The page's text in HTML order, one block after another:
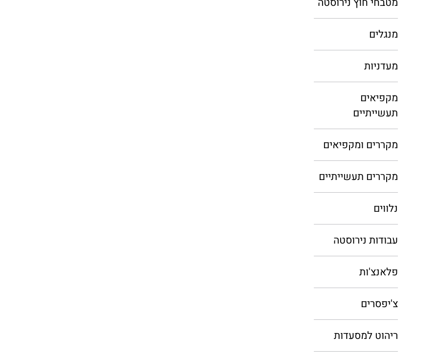
מנגלים
מעדניות
מקפיאים
תעשייתיים
מקררים ומקפיאים
מקררים תעשייתיים
נלווים
עבודות נירוסטה
פלאנצ'ות
צ'יפסרים
ריהוט למסעדות